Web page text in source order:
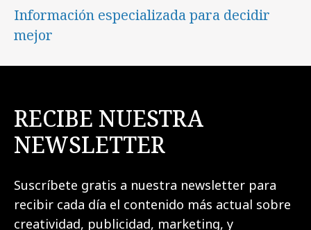
Información especializada para decidir
mejor
RECIBE NUESTRA
NEWSLETTER
Suscríbete gratis a nuestra newsletter para
recibir cada día el contenido más actual sobre
creatividad, publicidad, marketing, y